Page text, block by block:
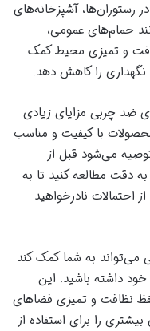
رستوران‌ها، آشپزخانه‌های
حمام‌های عمومی،
و تمیزی محیط کمک
را کاهش دهد.
ضد چربی مزایای زیادی
با کیفیت و مناسب
می‌شود قبل از
به دقت مطالعه کنید تا به
احتمالات نادرخواهید
می‌تواند به شما کمک کند
داشته باشید. این
نظافت و تمیزی فضاهای
را برای استفاده از